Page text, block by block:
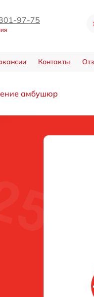
97-75
Контакты
амбушюр